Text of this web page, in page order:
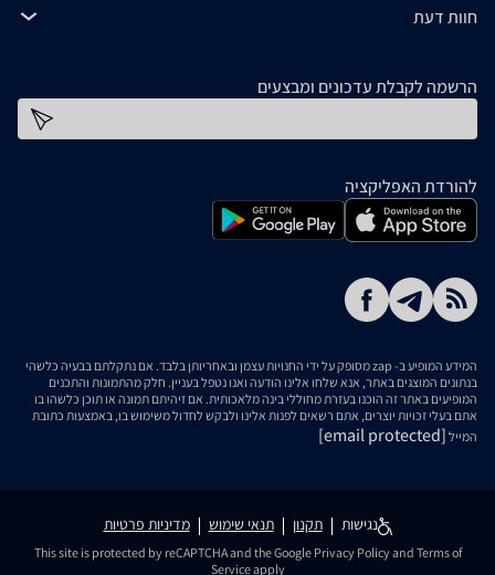
חוות דעת
הרשמה לקבלת עדכונים ומבצעים
להורדת האפליקציה
המידע המופיע ב- zap מסופק על ידי החנויות עצמן ובאחריותן בלבד. אם נתקלתם בבעיה כלשהי
בנתונים המוצגים באתר, אנא שלחו אלינו הודעה ואנו נטפל בעניין. חלק מהתמונות והתכנים
המופיעים באתר זה הוכנו בעזרת מחוללי בינה מלאכותית. אם זיהיתם תמונה או תוכן כלשהו בו
אתם בעלי זכויות יוצרים, אתם רשאים לפנות אלינו ולבקש לחדול משימוש בו, באמצעות כתובת
המייל [email protected]
נגישות תקנון תנאי שימוש מדיניות פרטיות
This site is protected by reCAPTCHA and the Google Privacy Policyand Terms of
Serviceapply